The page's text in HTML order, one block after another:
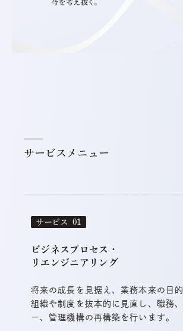
サービスメニュー
サービス
ビジネスプロセス・
リエンジニアリング
将来の成長を見据え、業務本来の目
組織や制度を抜本的に見直し、職務
ー、管理機構の再構築を行います。